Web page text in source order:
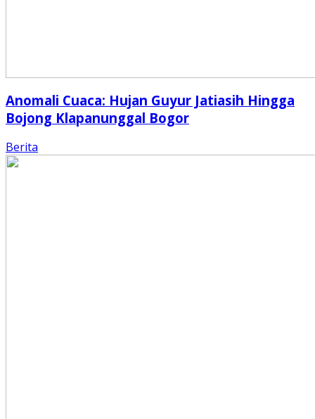
Anomali Cuaca: Hujan Guyur Jatiasih Hingga
Bojong Klapanunggal Bogor
Berita